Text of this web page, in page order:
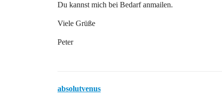
Du kannst mich bei Bedarf anmailen.
Viele Grüße
Peter
absolutvenus